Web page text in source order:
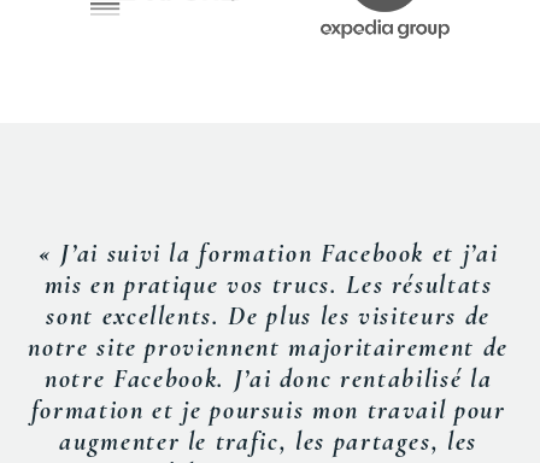
« J’ai suivi la formation Facebook et j’ai
mis en pratique vos trucs. Les résultats
sont excellents. De plus les visiteurs de
notre site proviennent majoritairement de
notre Facebook. J’ai donc rentabilisé la
formation et je poursuis mon travail pour
augmenter le trafic, les partages, les